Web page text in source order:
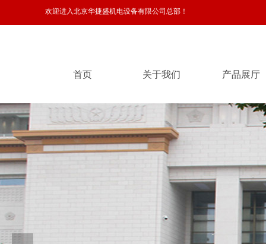
欢迎进入北京华捷盛机电设备有限公司总部！
首页
首页
关于我们
关于我们
产品展厅
产品展厅